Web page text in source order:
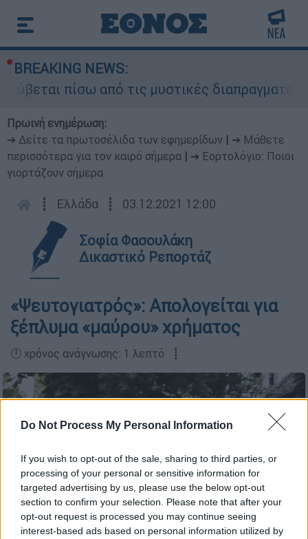
Do Not Process My Personal Information
If you wish to opt-out of the sale, sharing to third parties, or
processing of your personal or sensitive information for
targeted advertising by us, please use the below opt-out
section to confirm your selection. Please note that after your
opt-out request is processed you may continue seeing
interest-based ads based on personal information utilized by
BREAKING NEWS:
πίσω από τις μυστικές
Πρωινή ενημέρωση:
➔ Δείτε τα πρωτοσέλιδα των εφημερίδων
➔ Μάθετε
περισσότερα για τον καιρό σήμερα
➔ Εορτολόγιο: Ποιοι
γιορτάζουν σήμερα
┋ Ελλάδα ┋ 03.12.2021 12:00
Σοφία Φασουλάκη
Δικαστικό Ρεπορτάζ
«Ψευτογιατρός»: Απολογείται για
ξέπλυμα «μαύρου» χρήματος
🕛 χρόνος ανάγνωσης: 1 λεπτό ┋